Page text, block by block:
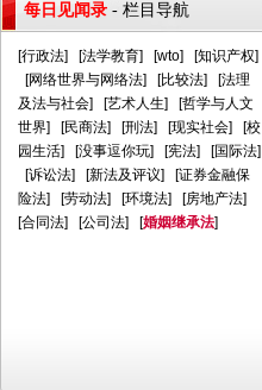
每日见闻录 - 栏目导航
[行政法] [法学教育] [wto] [知识产权]
[网络世界与网络法] [比较法] [法理
及法与社会] [艺术人生] [哲学与人文
世界] [民商法] [刑法] [现实社会] [校
园生活] [没事逗你玩] [宪法] [国际法]
[诉讼法] [新法及评议] [证券金融保
险法] [劳动法] [环境法] [房地产法]
[合同法] [公司法] [婚姻继承法]